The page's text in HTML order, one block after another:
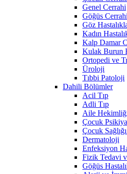
Genel Cerrahi
Göğüs
Göz
Kadın
Kalp Damar
Kulak Burun
Ortopedi ve
Üroloji
Tıbbi Patoloji
Dahili Bölümler
Acil Tıp
Adli Tıp
Aile
Çocuk
Çocuk
Dermatoloji
Enfeksiyon
Fizik Tedavi
Göğüs